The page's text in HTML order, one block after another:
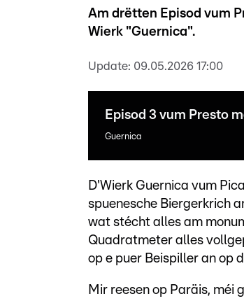
Am drëtten Episod vum
Wierk "Guernica".
Update: 09.05.2026 17:00
Episod 3 vum Presto
Guernica
D'Wierk Guernica vum
spuenesche Biergerkrich
wat stécht alles am
Quadratmeter alles
op e puer Beispiller an op
Mir reesen op Paräis, méi